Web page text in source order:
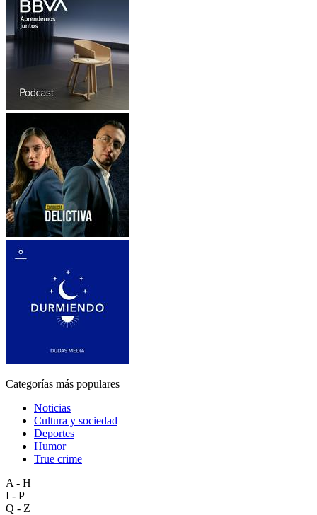
Categorías más populares
Noticias
Cultura y sociedad
Deportes
Humor
True crime
A - H
I - P
Q - Z